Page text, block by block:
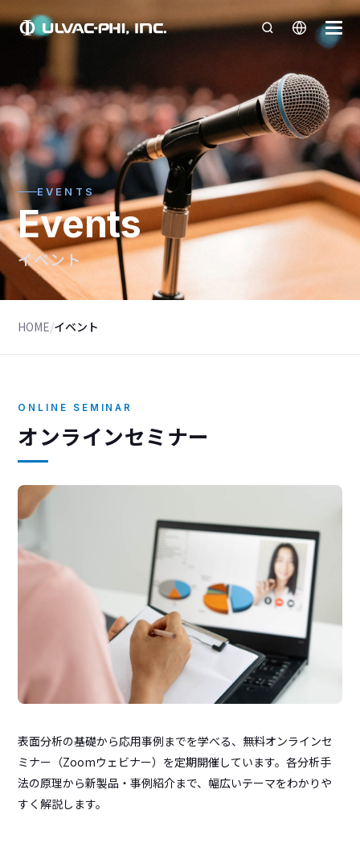
EVENTS
Events
イベント
HOME/イベント
ONLINE SEMINAR
オンラインセミナー
表面分析の基礎から応用事例までを学べる、無料オンラインセ
ミナー（Zoomウェビナー）を定期開催しています。各分析手
法の原理から新製品・事例紹介まで、幅広いテーマをわかりや
すく解説します。